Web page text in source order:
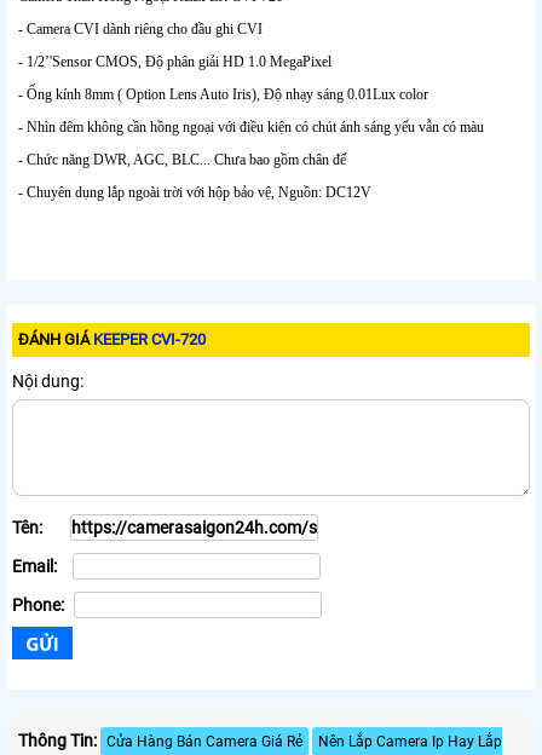
- Camera CVI dành riêng cho đầu ghi CVI
- 1/2’'Sensor CMOS, Độ phân giải HD 1.0 MegaPixel
- Ống kính 8mm ( Option Lens Auto Iris), Độ nhạy sáng 0.01Lux color
- Nhìn đêm không cần hồng ngoại với điều kiện có chút ánh sáng yếu vẫn có màu
- Chức năng DWR, AGC, BLC... Chưa bao gồm chân đế
- Chuyên dụng lắp ngoài trời với hộp bảo vệ, Nguồn: DC12V
ĐÁNH GIÁ KEEPER CVI-720
Nội dung:
Tên:
Email:
Phone:
Thông Tin: Cửa Hàng Bán Camera Giá Rẻ
Nên Lắp Camera Ip Hay Lắp